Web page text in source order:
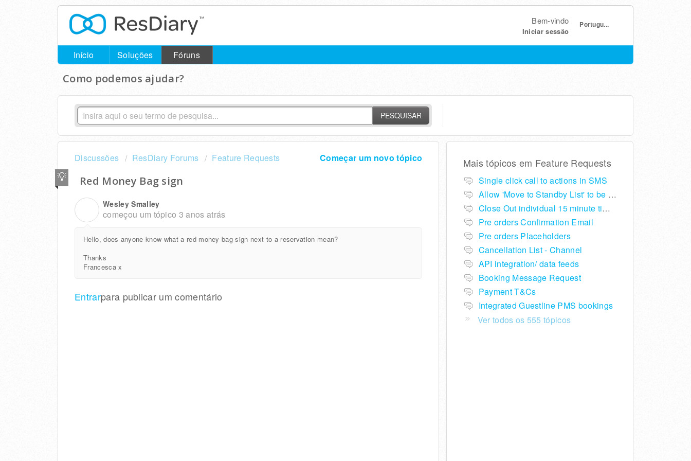
Portugu...
Bem-vindo
Iniciar sessão
Início Soluções Fóruns
Como podemos ajudar?
PESQUISAR
Começar um novo tópico
Discussões ResDiary Forums Feature Requests
Red Money Bag sign
Wesley Smalley
começou um tópico 3 anos atrás
Hello, does anyone know what a red money bag sign next to a reservation mean?
Thanks
Francesca x
Entrarpara publicar um comentário
Mais tópicos em Feature Requests
Single click call to actions in SMS
Allow 'Move to Standby List' to be removed if not required in the pop up summary menu
Close Out individual 15 minute time slots per table
Pre orders Confirmation Email
Pre orders Placeholders
Cancellation List - Channel
API integration/ data feeds
Booking Message Request
Payment T&Cs
Integrated Guestline PMS bookings
Ver todos os 555 tópicos